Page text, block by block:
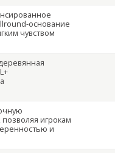
основание
чувством
позволяя игрокам
и